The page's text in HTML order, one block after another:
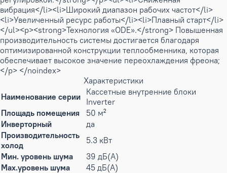
вибрация</li><li>Широкий диапазон рабочих частот</li>
<li>Увеличенный ресурс работы</li><li>Плавный старт</li>
</ul><p><strong>Технология «ODE».</strong> Повышенная
производительность системы достигается благодаря
оптимизированной конструкции теплообменника, которая
обеспечивает высокое значение переохлаждения фреона;
</p> </noindex>
Характеристики
Наименование серии Кассетные внутренние блоки
Inverter
Площадь помещения
50 м²
Инверторный
да
Производительность
холод
5.3 кВт
Мин. уровень шума
39 дБ(А)
Max.уровень шума
45 дБ(А)